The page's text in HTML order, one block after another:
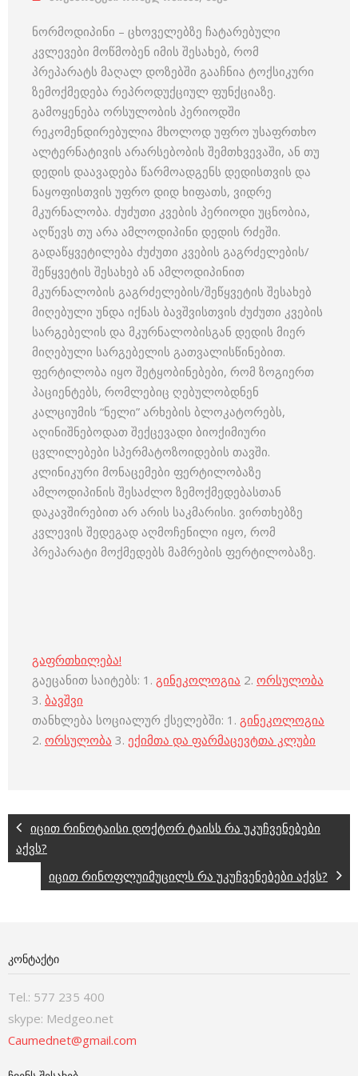
ნორმოდიპინი – ცხოველებზე ჩატარებული
კვლევები მოწმობენ იმის შესახებ, რომ
პრეპარატს მაღალ დოზებში გააჩნია ტოქსიკური
ზემოქმედება რეპროდუქციულ ფუნქციაზე.
გამოყენება ორსულობის პერიოდში
რეკომენდირებულია მხოლოდ უფრო უსაფრთხო
ალტერნატივის არარსებობის შემთხვევაში, ან თუ
დედის დაავადება წარმოადგენს დედისთვის და
ნაყოფისთვის უფრო დიდ ხიფათს, ვიდრე
მკურნალობა. ძუძუთი კვების პერიოდი უცნობია,
აღწევს თუ არა ამლოდიპინი დედის რძეში.
გადაწყვეტილება ძუძუთი კვების გაგრძელების/
შეწყვეტის შესახებ ან ამლოდიპინით
მკურნალობის გაგრძელების/შეწყვეტის შესახებ
მიღებული უნდა იქნას ბავშვისთვის ძუძუთი კვების
სარგებელის და მკურნალობისგან დედის მიერ
მიღებული სარგებელის გათვალისწინებით.
ფერტილობა იყო შეტყობინებები, რომ ზოგიერთ
პაციენტებს, რომლებიც ღებულობდნენ
კალციუმის “ნელი” არხების ბლოკატორებს,
აღინიშნებოდათ შექცევადი ბიოქიმიური
ცვლილებები სპერმატოზოიდების თავში.
კლინიკური მონაცემები ფერტილობაზე
ამლოდიპინის შესაძლო ზემოქმედებასთან
დაკავშირებით არ არის საკმარისი. ვირთხებზე
კვლევის შედეგად აღმოჩენილი იყო, რომ
პრეპარატი მოქმედებს მამრების ფერტილობაზე.
გაფრთხილება!
გაეცანით საიტებს: 1. გინეკოლოგია 2. ორსულობა
3. ბავშვი
თანხლება სოციალურ ქსელებში: 1. გინეკოლოგია
2. ორსულობა 3. ექიმთა და ფარმაცევტთა კლუბი
იცით რინოტაისი დოქტორ ტაისს რა უკუჩვენებები
აქვს?
იცით რინოფლუიმუცილს რა უკუჩვენებები აქვს?
ᲙᲝᲜᲢᲐᲥᲢᲘ
Tel.: 577 235 400
skype: Medgeo.net
Caumednet@gmail.com